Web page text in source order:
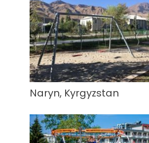
Naryn, Kyrgyzstan